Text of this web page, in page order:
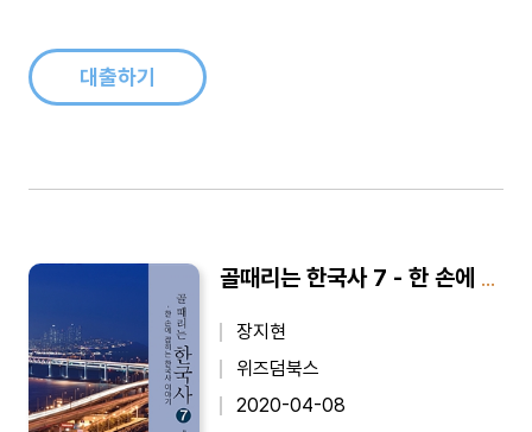
대출하기
골때리는 한국사 7 - 한 손에 잡히는 한국사 이야기
장지현
위즈덤북스
2020-04-08